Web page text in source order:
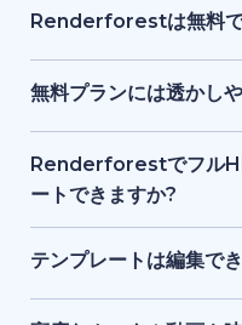
動画テンプレートと、
随時追加されるため、
利用できます。
Renderforestは無料で
はい。Renderforestに
テンプレートやツール
無料プランには透かし
はい。無料プランで作
透かしが入り、標準解
有料プランでは透かし
Renderforestでフル
ートできますか?
はい。有料プランでフ
です。無料プランでは
テンプレートは編集で
はい。すべてのテンプ